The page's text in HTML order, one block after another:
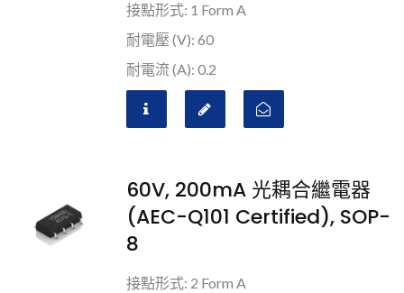
接點形式: 1 Form A
耐電壓 (V): 60
耐電流 (A): 0.2
60V, 200mA 光耦合繼電器
(AEC-Q101 Certified), SOP-
8
接點形式: 2 Form A